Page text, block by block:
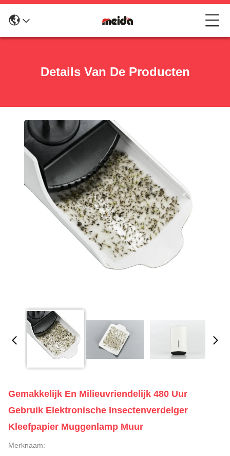
Details Van De Producten
Gemakkelijk En Milieuvriendelijk 480 Uur
Gebruik Elektronische Insectenverdelger
Kleefpapier Muggenlamp Muur
Merknaam: